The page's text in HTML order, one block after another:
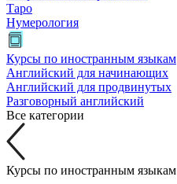
Таро
Нумерология
Курсы по иностранным языкам
Английский для начинающих
Английский для продвинутых
Разговорный английский
Все категории
Курсы по иностранным языкам